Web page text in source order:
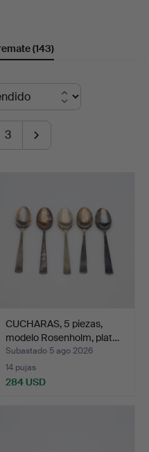
(143)
3
CUCHARAS, 5 piezas,
modelo Rosenholm, plat…
Subastado 5 ago 2026
14 pujas
284 USD